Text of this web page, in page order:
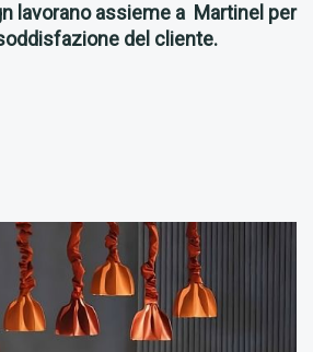
lavorano assieme a Martinel per
del cliente.